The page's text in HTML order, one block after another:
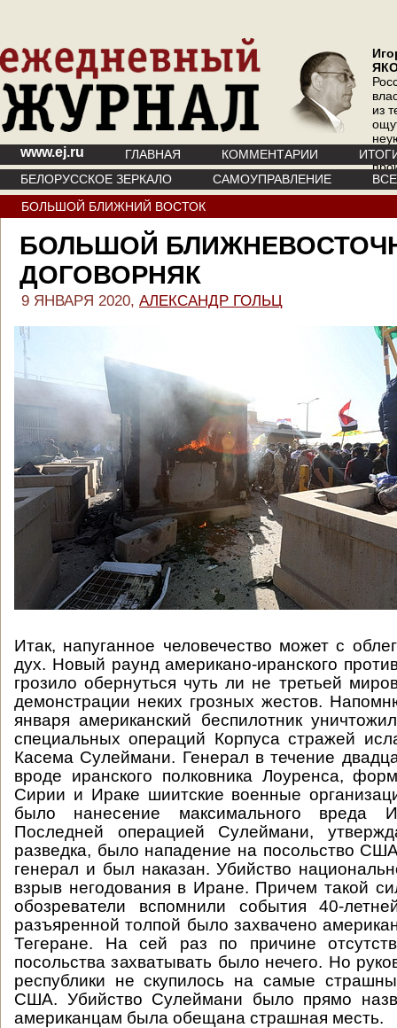
из
где
www.ej.ru ГЛАВНАЯ КОММЕНТАРИИ
БЕЛОРУССКОЕ ЗЕРКАЛО
САМОУПРАВЛЕНИЕ
БОЛЬШОЙ БЛИЖНИЙ ВОСТОК
БОЛЬШОЙ
ДОГОВОРНЯК
9 ЯНВАРЯ 2020, АЛЕКСАНДР ГОЛЬЦ
Итак, напуганное человечество может с
дух. Новый раунд американо-иранского
грозило обернуться чуть ли не третьей
демонстрации неких грозных жестов.
января американский беспилотник
специальных операций Корпуса стражей
Касема Сулеймани. Генерал в течение
вроде иранского полковника Лоуренса,
Сирии и Ираке шиитские военные
было нанесение максимального
Последней операцией Сулеймани,
разведка, было нападение на посольство
генерал и был наказан. Убийство
взрыв негодования в Иране. Причем такой
обозреватели вспомнили события 40-
разъяренной толпой было захвачено
Тегеране. На сей раз по причине
посольства захватывать было нечего. Но
республики не скупилось на самые
США. Убийство Сулеймани было прямо
американцам была обещана страшная месть.